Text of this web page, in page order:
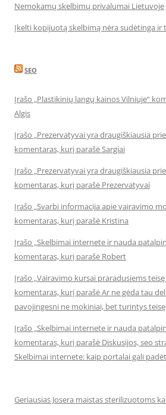
Nemokamų skelbimų privalumai Lietuvoje
Įkelti kopijuotą skelbimą nėra sudėtinga ir
SEO
Įrašo „Plastikinių langų kainos Vilniuje“
Algis
Įrašo „Prezervatyvai yra draugiškiausia
komentaras, kurį parašė Sargiai
Įrašo „Prezervatyvai yra draugiškiausia
komentaras, kurį parašė Prezervatyvai
Įrašo „Svarbi informacija apie vairavimo
komentaras, kurį parašė Kristina
Įrašo „Skelbimai internete ir nauda
komentaras, kurį parašė Robert
Įrašo „Vairavimo kursai praradusiems
komentaras, kurį parašė Ar ne gėda tau
pavojingesni ne mokiniai, bet turintys
Įrašo „Skelbimai internete ir nauda
komentaras, kurį parašė Diskusijos, seo
Skelbimai internete: kaip portalai gali
Geriausias Josera maistas sterilizuotoms